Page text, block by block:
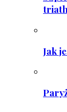
Jak